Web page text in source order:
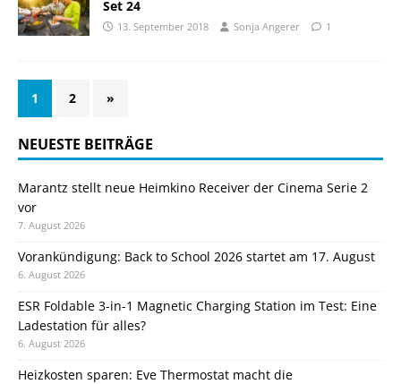
Set 24
13. September 2018 Sonja Angerer 1
1 2 »
NEUESTE BEITRÄGE
Marantz stellt neue Heimkino Receiver der Cinema Serie 2
vor
7. August 2026
Vorankündigung: Back to School 2026 startet am 17. August
6. August 2026
ESR Foldable 3-in-1 Magnetic Charging Station im Test: Eine
Ladestation für alles?
6. August 2026
Heizkosten sparen: Eve Thermostat macht die